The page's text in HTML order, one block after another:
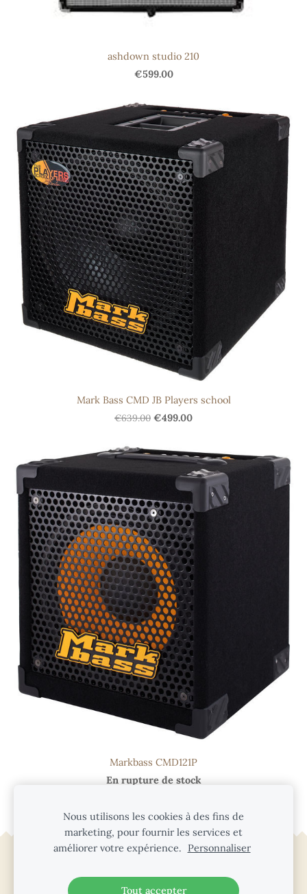
ashdown studio 210
€599.00
Mark Bass CMD JB Players school
€639.00 €499.00
Markbass CMD121P
En rupture de stock
Cookies
Nous utilisons les cookies à des fins de
marketing, pour fournir les services et
améliorer votre expérience.
Personnaliser
Tout accepter